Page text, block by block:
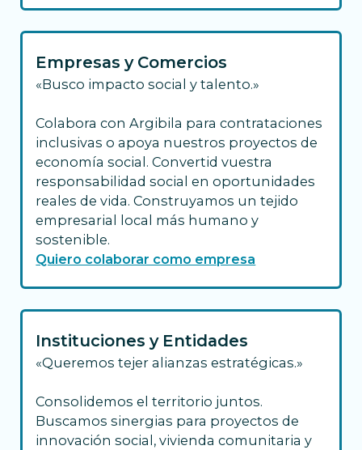
Empresas y Comercios
«Busco impacto social y talento.»
Colabora con Argibila para contrataciones
inclusivas o apoya nuestros proyectos de
economía social. Convertid vuestra
responsabilidad social en oportunidades
reales de vida. Construyamos un tejido
empresarial local más humano y
sostenible.
Quiero colaborar como empresa
Instituciones y Entidades
«Queremos tejer alianzas estratégicas.»
Consolidemos el territorio juntos.
Buscamos sinergias para proyectos de
innovación social, vivienda comunitaria y